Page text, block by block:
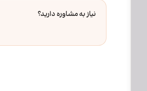
نیاز به مشاوره دارید؟